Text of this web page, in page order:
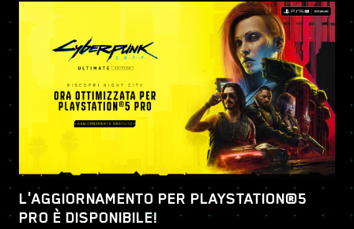
L'AGGIORNAMENTO PER PLAYSTATION®5
PRO È DISPONIBILE!